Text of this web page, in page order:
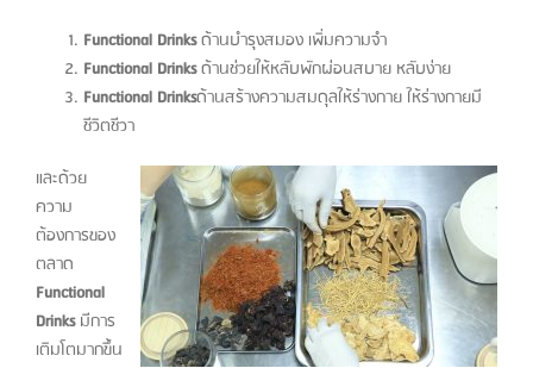
Functional Drinksด้านบำรุงสมอง เพิ่มความจำ
Functional Drinksด้านช่วยให้หลับพักผ่อนสบาย หลับง่าย
Functional Drinksด้านสร้างความสมดุลให้ร่างกาย ให้ร่างกายมี
ชีวิตชีวา
และด้วย
ความ
ต้องการของ
ตลาด
Functional
Drinksมีการ
เติมโตมากขึ้น